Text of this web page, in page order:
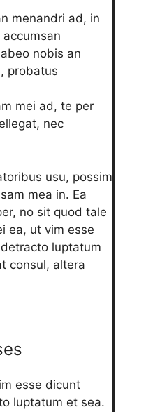
menandri ad, in
nobis an
probatus
mei ad, te per
nec
usu, possim
mea in. Ea
no sit quod tale
ea, ut vim esse
luptatum
consul, altera
esse dicunt
luptatum et sea.